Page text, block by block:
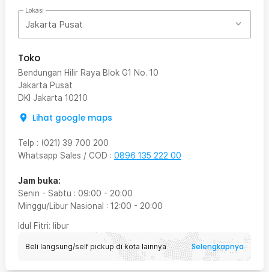
Lokasi
Jakarta Pusat
Toko
Bendungan Hilir Raya Blok G1 No. 10
Jakarta Pusat
DKI Jakarta 10210
Lihat google maps
Telp : (021) 39 700 200
Whatsapp Sales / COD : 0896 135 222 00
Jam buka:
Senin - Sabtu : 09:00 - 20:00
Minggu/Libur Nasional : 12:00 - 20:00
Idul Fitri: libur
Beli langsung/self pickup di kota lainnya Selengkapnya